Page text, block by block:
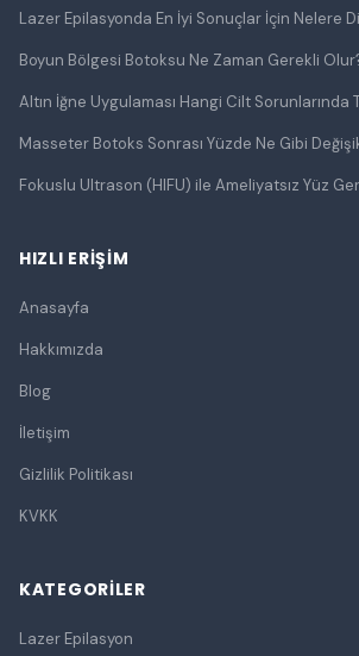
Lazer Epilasyonda En İyi Sonuçlar İçin Nelere
Boyun Bölgesi Botoksu Ne Zaman Gerekli
Altın İğne Uygulaması Hangi Cilt Sorunlarında
Masseter Botoks Sonrası Yüzde Ne Gibi
Fokuslu Ultrason (HIFU) ile Ameliyatsız Yüz
HIZLI ERIŞIM
Anasayfa
Hakkımızda
Blog
İletişim
Gizlilik Politikası
KVKK
KATEGORILER
Lazer Epilasyon